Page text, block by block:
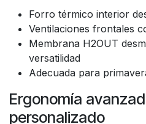
Forro térmico interior
Ventilaciones frontales
Membrana H2OUT
versatilidad
Adecuada para
Ergonomía
personalizado